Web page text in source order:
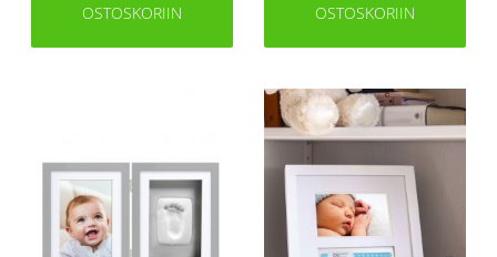
OSTOSKORIIN OSTOSKORIIN